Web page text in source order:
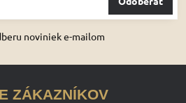
noviniek e-mailom
ZÁKAZNÍKOV